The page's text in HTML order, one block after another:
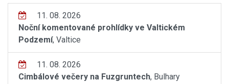
11. 08. 2026
Noční komentované prohlídky ve Valtickém
Podzemí, Valtice
11. 08. 2026
Cimbálové večery na Fuzgruntech, Bulhary